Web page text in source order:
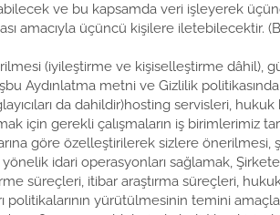
ve bu kapsamda veri işleyerek
amacıyla üçüncü kişilere iletebilecektir.
(iyileştirme ve kişiselleştirme
Aydınlatma metni ve Gizlilik
da dahildir)hosting servisleri,
için gerekli çalışmaların iş birimlerimiz
göre özelleştirilerek sizlere
idari operasyonları sağlamak,
süreçleri, itibar araştırma süreçleri,
yürütülmesinin temini